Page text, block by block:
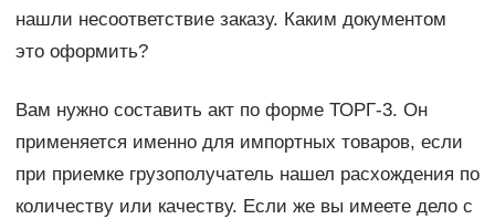
нашли несоответствие заказу. Каким документом
это оформить?
Вам нужно составить акт по форме ТОРГ-3. Он
применяется именно для импортных товаров, если
при приемке грузополучатель нашел расхождения по
количеству или качеству. Если же вы имеете дело с